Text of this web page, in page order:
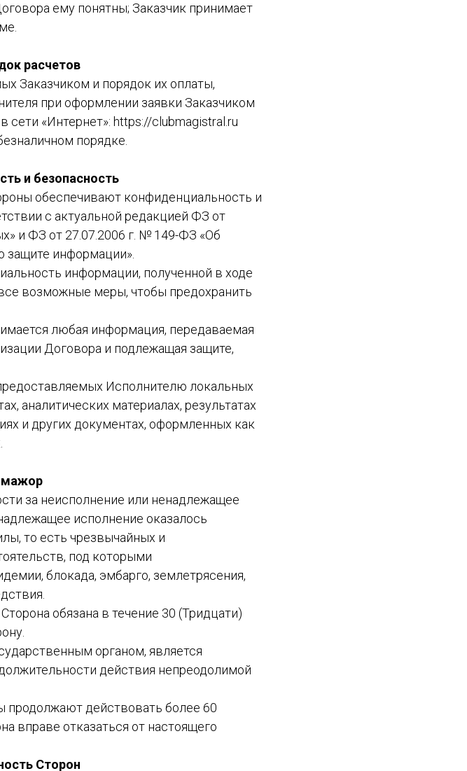
ему понятны; Заказчик принимает
расчетов
Заказчиком и порядок их оплаты,
при оформлении заявки Заказчиком
сети «Интернет»: https://clubmagistral.ru
порядке.
и безопасность
обеспечивают конфиденциальность и
с актуальной редакцией ФЗ от
и ФЗ от 27.07.2006 г. № 149-ФЗ «Об
защите информации».
информации, полученной в ходе
возможные меры, чтобы предохранить
любая информация, передаваемая
Договора и подлежащая защите,
Исполнителю локальных
аналитических материалах, результатах
и других документах, оформленных как
за неисполнение или ненадлежащее
исполнение оказалось
то есть чрезвычайных и
под которыми
блокада, эмбарго, землетрясения,
обязана в течение 30 (Тридцати)
органом, является
действия непреодолимой
продолжают действовать более 60
вправе отказаться от настоящего
Сторон